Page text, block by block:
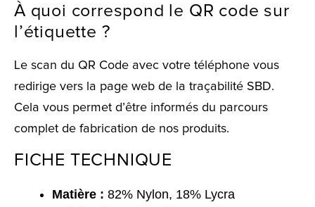
À quoi correspond le QR code sur
l’étiquette ?
Le scan du QR Code avec votre téléphone vous
redirige vers la page web de la traçabilité SBD.
Cela vous permet d’être informés du parcours
complet de fabrication de nos produits.
FICHE TECHNIQUE
Matière : 82% Nylon, 18% Lycra